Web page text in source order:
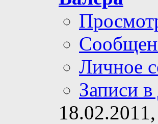
Личное
Записи
18.02.2011,